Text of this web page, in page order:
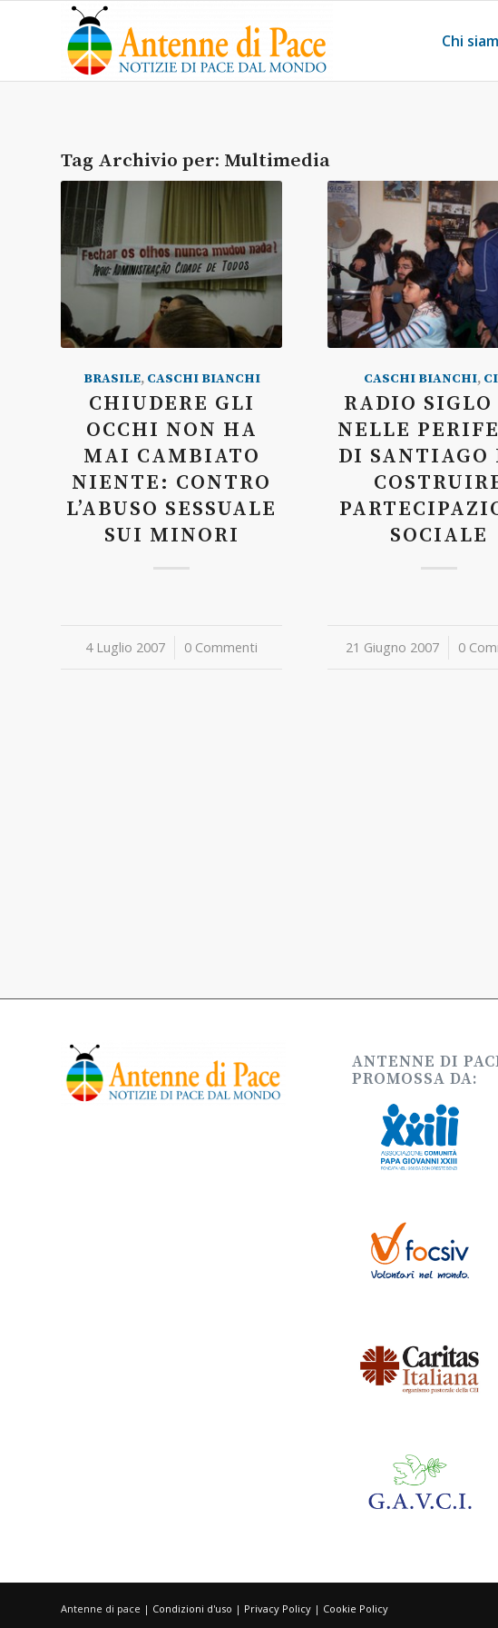
Chi
Tag Archivio per: Multimedia
BRASILE, CASCHI BIANCHI
CHIUDERE GLI
OCCHI NON HA
MAI CAMBIATO
NIENTE: CONTRO
L’ABUSO SESSUALE
SUI MINORI
4 Luglio 2007
/ 0 Commenti
CASCHI BIANCHI,
RADIO SIGLO
NELLE
DI SANTIAGO
SOCIALE
21 Giugno 2007
/ 0
ANTENNE DI
PROMOSSA DA:
Antenne di pace | Condizioni d'uso | Privacy Policy | Cookie Policy